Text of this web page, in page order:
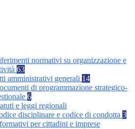
normativi su organizzazione e
63
amministrativi generali 14
di programmazione strategico-
6
e leggi regionali
disciplinare e codice di condotta 3
per cittadini e imprese